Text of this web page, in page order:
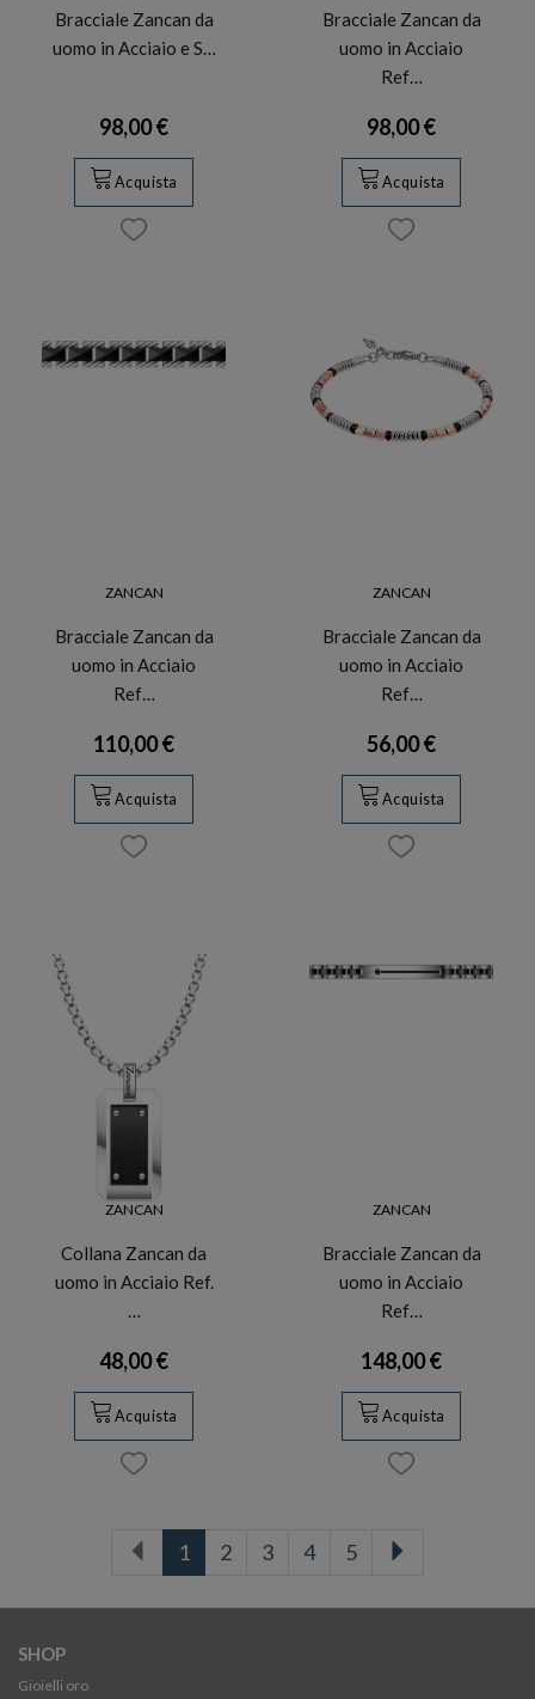
Bracciale Zancan da
uomo in Acciaio e S…
98,00 €
Acquista
Bracciale Zancan da
uomo in Acciaio
Ref…
98,00 €
Acquista
ZANCAN
Bracciale Zancan da
uomo in Acciaio
Ref…
110,00 €
Acquista
ZANCAN
Bracciale Zancan da
uomo in Acciaio
Ref…
56,00 €
Acquista
ZANCAN
Collana Zancan da
uomo in Acciaio Ref.
…
48,00 €
Acquista
ZANCAN
Bracciale Zancan da
uomo in Acciaio
Ref…
148,00 €
Acquista
1 2 3 4 5
SHOP
Gioielli oro